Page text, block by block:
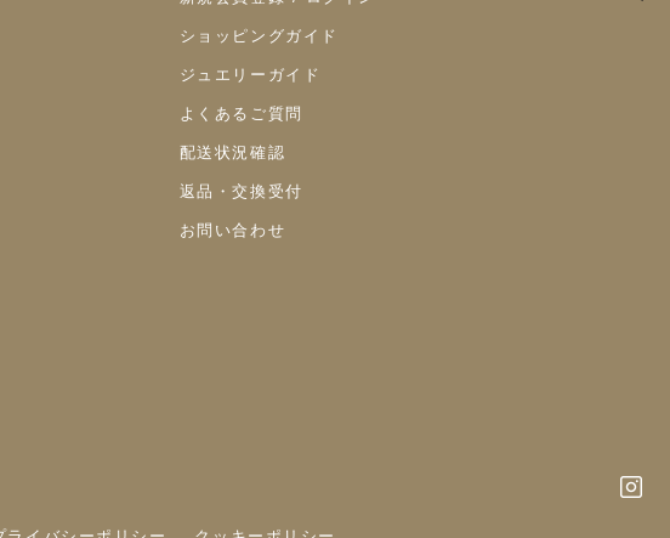
ショッピングガイド
ジュエリーガイド
よくあるご質問
配送状況確認
返品・交換受付
お問い合わせ